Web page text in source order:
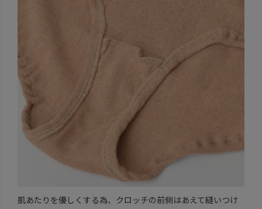
肌あたりを優しくする為、クロッチの前側はあえて縫いつけ